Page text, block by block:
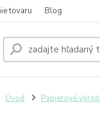
tovaru Blog
Úvod Papierové